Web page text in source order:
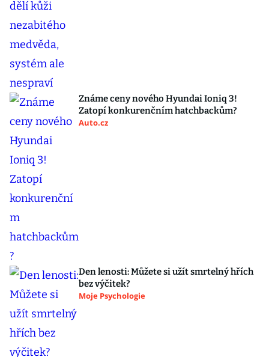
Známe ceny nového Hyundai Ioniq 3!
Zatopí konkurenčním hatchbackům?
Auto.cz
Den lenosti: Můžete si užít smrtelný hřích
bez výčitek?
Moje Psychologie